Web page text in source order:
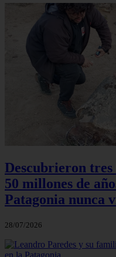
Descubrieron tres
50 millones de
Patagonia nunca
28/07/2026